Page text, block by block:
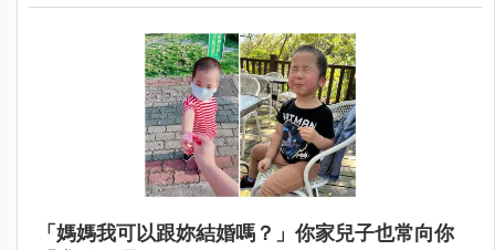
「媽媽我可以跟妳結婚嗎？」你家兒子也常向你